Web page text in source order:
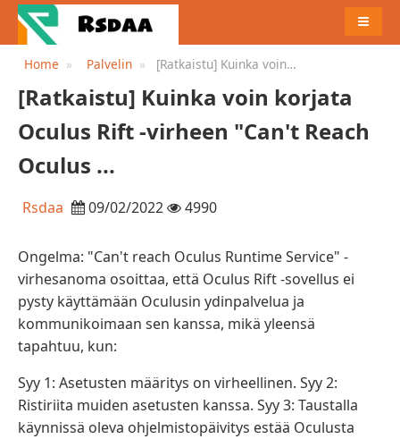
MENU
Home Palvelin
[Ratkaistu] Kuinka voin
"Can't Reach Oculus ...
[Ratkaistu] Kuinka voin korjata
Oculus Rift -virheen "Can't Reach
Oculus ...
Rsdaa 09/02/2022 4990
Ongelma: "Can't reach Oculus Runtime Service" -
virhesanoma osoittaa, että Oculus Rift -sovellus ei
pysty käyttämään Oculusin ydinpalvelua ja
kommunikoimaan sen kanssa, mikä yleensä
tapahtuu, kun:
Syy 1: Asetusten määritys on virheellinen. Syy 2:
Ristiriita muiden asetusten kanssa. Syy 3: Taustalla
käynnissä oleva ohjelmistopäivitys estää Oculusta